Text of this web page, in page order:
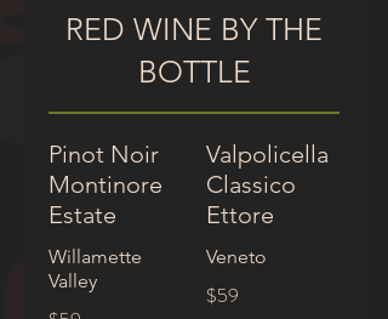
RED WINE BY THE
BOTTLE
Pinot Noir
Montinore
Estate
Willamette
Valley
Valpolicella
Classico
Ettore
Veneto
$59